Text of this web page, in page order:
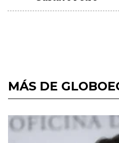
MÁS DE